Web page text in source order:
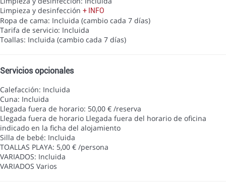
Limpieza y desinfección + INFO
Ropa de cama: Incluida (cambio cada 7 días)
Tarifa de servicio: Incluida
Toallas: Incluida (cambio cada 7 días)
Servicios opcionales
Calefacción: Incluida
Cuna: Incluida
Llegada fuera de horario: 50,00 € /reserva
Llegada fuera de horario Llegada fuera del horario de oficina
indicado en la ficha del alojamiento
Silla de bebé: Incluida
TOALLAS PLAYA: 5,00 € /persona
VARIADOS: Incluida
VARIADOS Varios